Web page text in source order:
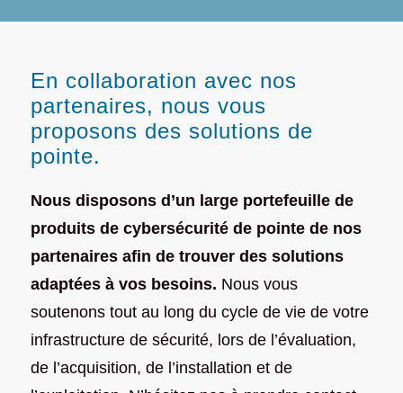
En collaboration avec nos
partenaires, nous vous
proposons des solutions de
pointe.
Nous disposons d’un large portefeuille de
produits de cybersécurité de pointe de nos
partenaires afin de trouver des solutions
adaptées à vos besoins. Nous vous
soutenons tout au long du cycle de vie de votre
infrastructure de sécurité, lors de l’évaluation,
de l’acquisition, de l’installation et de